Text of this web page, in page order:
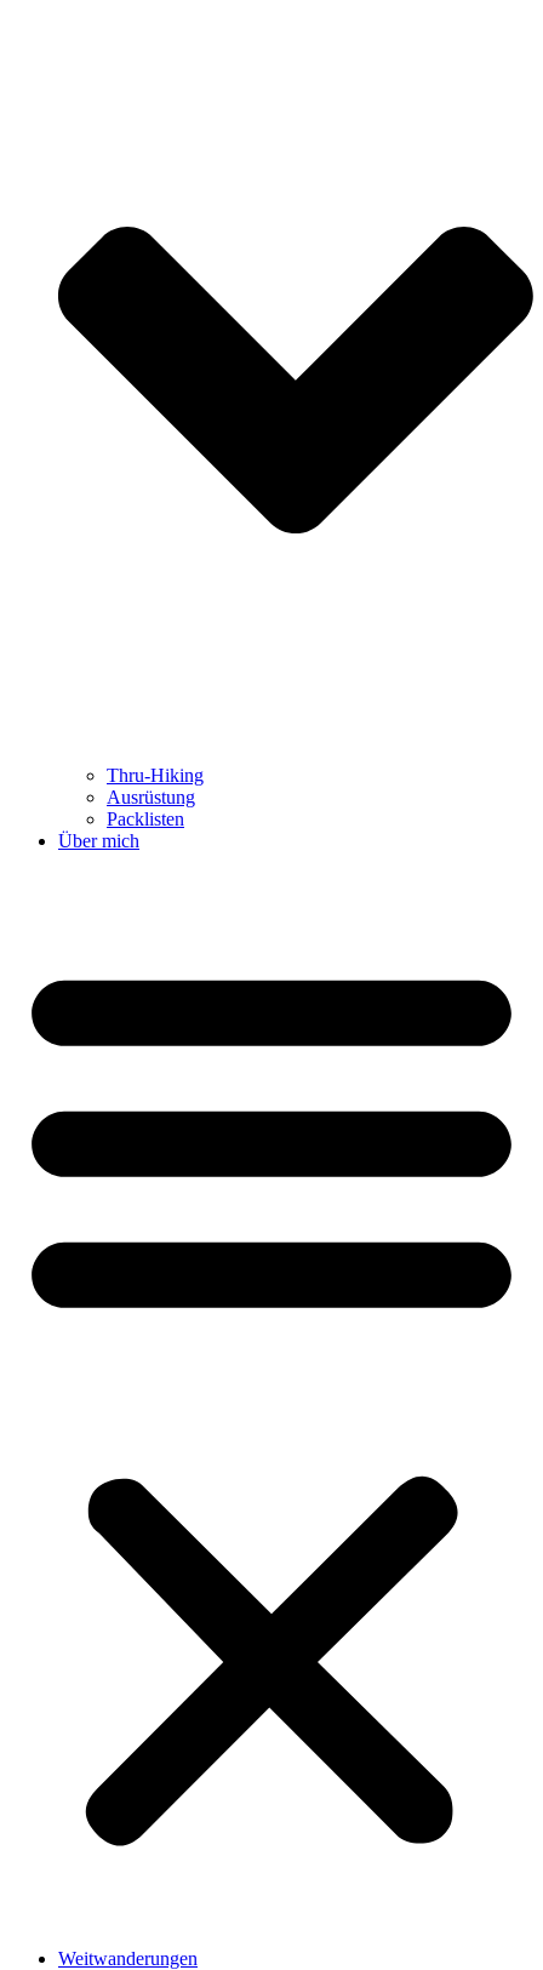
Thru-Hiking
Ausrüstung
Packlisten
Über mich
Weitwanderungen